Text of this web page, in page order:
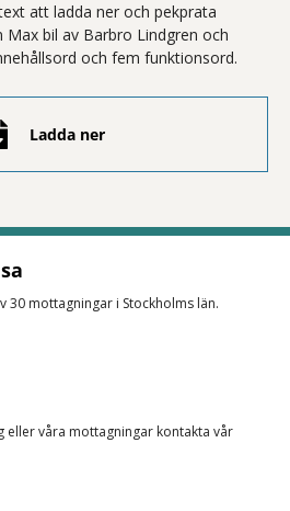
att ladda ner och pekprata
bil av Barbro Lindgren och
och fem funktionsord.
Ladda ner
30 mottagningar i Stockholms län.
våra mottagningar kontakta vår